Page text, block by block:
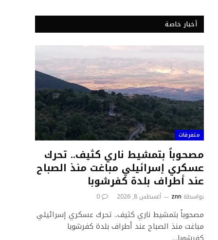
أخبار خاصة
متفرقات
مصحوباً بتمشيط ناري كثيف.. تحرك
عسكري إسرائيلي مباغت منذ الصباح
عند أطراف بلدة كفرشوبا
بواسطة znn أغسطس 8, 2026 0
مصحوباً بتمشيط ناري كثيف.. تحرك عسكري إسرائيلي
مباغت منذ الصباح عند أطراف بلدة كفرشوبا